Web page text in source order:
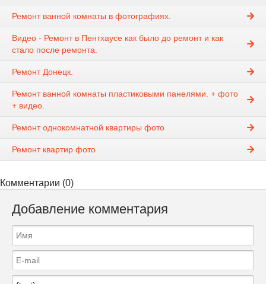
Ремонт ванной комнаты в фотографиях.
Видео - Ремонт в Пентхаусе как было до ремонт и как
стало после ремонта.
Ремонт Донецк.
Ремонт ванной комнаты пластиковыми панелями. + фото
+ видео.
Ремонт однокомнатной квартиры фото
Ремонт квартир фото
Комментарии (0)
Добавление комментария